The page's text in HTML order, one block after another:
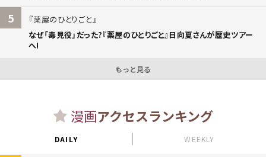
5
薬屋のひとりごと
なぜ「毒見役」だった?『薬屋のひとりごと』日向夏さんが歴史ツアー
へ!
もっと見る
漫画アクセスランキング
DAILY WEEKLY